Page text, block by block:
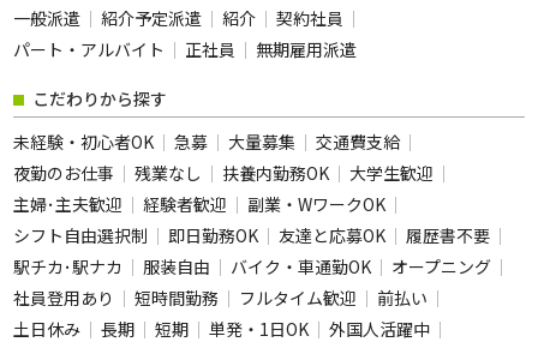
留学生歓迎
寮・社宅あり
この条件のお仕事数
209 件
この条件で検索
一般派遣
紹介予定派遣 紹介
契約社員
パート・アルバイト
正社員 無期雇用派遣
こだわりから探す
未経験・初心者OK
急募 大量募集
交通費支給
夜勤のお仕事
残業なし 扶養内勤務OK
大学生歓迎
主婦･主夫歓迎
経験者歓迎
副業・WワークOK
シフト自由選択制
即日勤務OK 友達と応募OK
履歴書不要
駅チカ･駅ナカ
服装自由 バイク・車通勤OK
オープニング
社員登用あり
短時間勤務 フルタイム歓迎
前払い
土日休み
長期 短期 単発・1日OK
外国人活躍中